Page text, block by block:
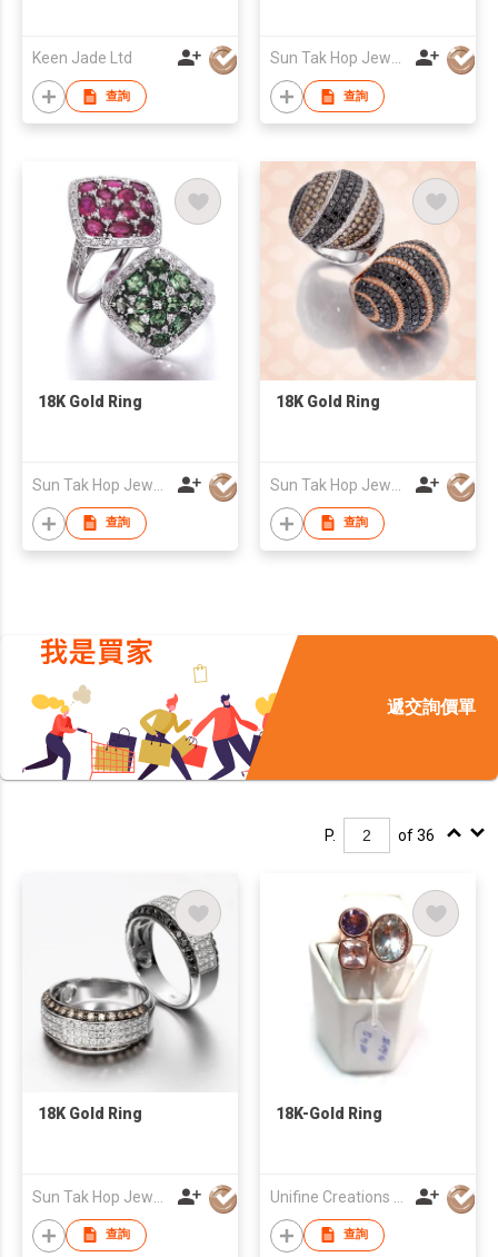
Keen Jade Ltd
查詢
Sun Tak Hop Jewellery Fty Ltd
查詢
18K Gold Ring
查詢
18K Gold Ring
查詢
遞交詢價單
P. of 36
18K Gold Ring
查詢
18K-Gold Ring
查詢